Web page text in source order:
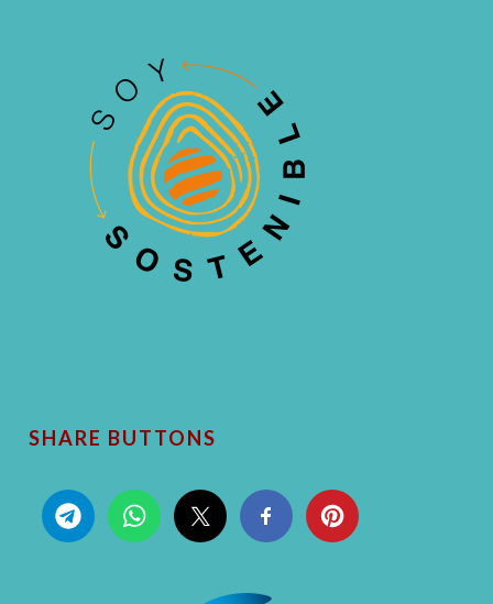
SHARE BUTTONS